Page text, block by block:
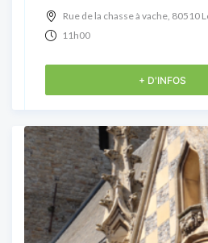
Rue de la chasse à vache, 80510
11h00
+ D'INFOS